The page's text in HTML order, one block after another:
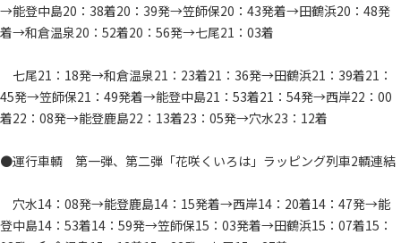
→能登中島20：38着20：39発→笠師保20：43発着→田鶴浜20：48発
着→和倉温泉20：52着20：56発→七尾21：03着
七尾21：18発→和倉温泉21：23着21：36発→田鶴浜21：39着21：
45発→笠師保21：49発着→能登中島21：53着21：54発→西岸22：00
着22：08発→能登鹿島22：13着23：05発→穴水23：12着
●運行車輌 第一弾、第二弾「花咲くいろは」ラッピング列車2輌連結
穴水14：08発→能登鹿島14：15発着→西岸14：20着14：47発→能
登中島14：53着14：59発→笠師保15：03発着→田鶴浜15：07着15：